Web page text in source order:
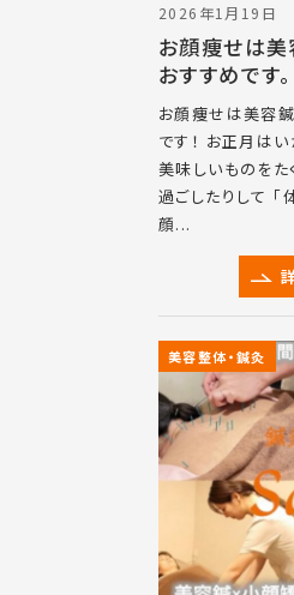
2026年1月19日
お顔痩せは
おすすめです。
お顔痩せは美容
です！ お正月は
美味しいものをた
過ごしたりして 「
顔...
美容整体・鍼灸